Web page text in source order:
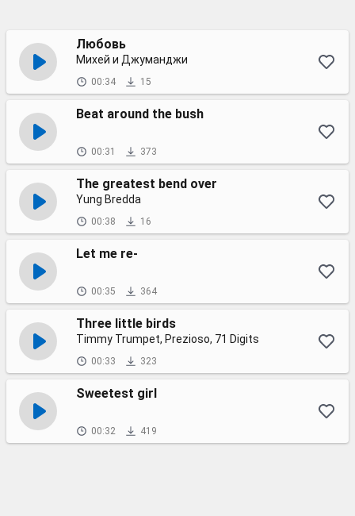
Любовь
Михей и Джуманджи
00:34 15
Beat around the bush
00:31 373
The greatest bend over
Yung Bredda
00:38 16
Let me re-
00:35 364
Three little birds
Timmy Trumpet, Prezioso, 71 Digits
00:33 323
Sweetest girl
00:32 419